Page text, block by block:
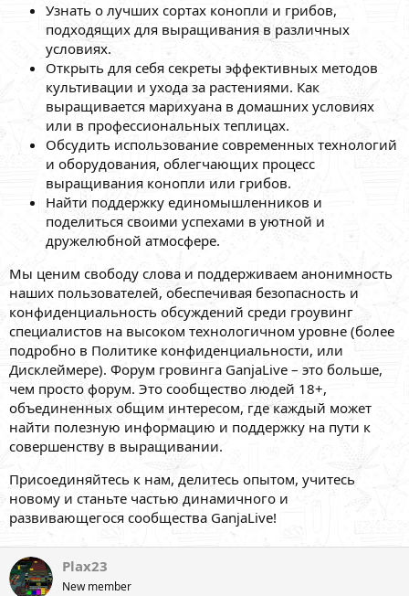
Узнать о лучших сортах конопли и грибов,
подходящих для выращивания в различных
условиях.
Открыть для себя секреты эффективных методов
культивации и ухода за растениями. Как
выращивается марихуана в домашних условиях
или в профессиональных теплицах.
Обсудить использование современных технологий
и оборудования, облегчающих процесс
выращивания конопли или грибов.
Найти поддержку единомышленников и
поделиться своими успехами в уютной и
дружелюбной атмосфере.
Мы ценим свободу слова и поддерживаем анонимность
наших пользователей, обеспечивая безопасность и
конфиденциальность обсуждений среди гроувинг
специалистов на высоком технологичном уровне (более
подробно в Политике конфиденциальности, или
Дисклеймере). Форум гровинга GanjaLive – это больше,
чем просто форум. Это сообщество людей 18+,
объединенных общим интересом, где каждый может
найти полезную информацию и поддержку на пути к
совершенству в выращивании.
Присоединяйтесь к нам, делитесь опытом, учитесь
новому и станьте частью динамичного и
развивающегося сообщества GanjaLive!
Plax23
New member